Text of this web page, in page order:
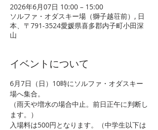
2026年6月07日 10:00 – 15:00
ソルファ・オダスキー場（獅子越荘前）, 日
本、〒791-3524愛媛県喜多郡内子町小田深
山
イベントについて
6月7日（日）10時にソルファ・オダスキー
場へ集合。
（雨天や増水の場合中止。前日正午に判断し
ます。）
入場料は500円となります。（中学生以下は